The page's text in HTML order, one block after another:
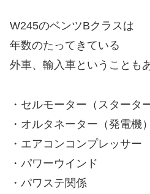
W245のベンツBクラスは
年数のたってきている
外車、輸入車ということも
・セルモーター（スターター
・オルタネーター（発電機）
・エアコンコンプレッサー
・パワーウインド
・パワステ関係